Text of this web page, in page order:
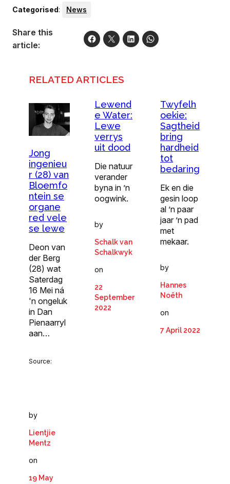
Categorised: News
Share this
article:
RELATED ARTICLES
Jong
ingenieu
r (28) van
Bloemfo
ntein se
organe
red vele
se lewe
Deon van
der Berg
(28) wat
Saterdag
16 Mei ná
'n ongeluk
in Dan
Pienaarryl
aan…
Source:
by
Lientjie
Mentz
on
19 May
Lewend
e Water:
Lewe
verrys
uit dood
Die natuur
verander
byna in ’n
oogwink.
by
Schalk van
Schalkwyk
on
22
September
2022
Twyfelh
oekie:
Sagtheid
bring
hardheid
tot
bedaring
Ek en die
gesin loop
al ’n paar
jaar ’n pad
met
mekaar.
by
Hannes
Noëth
on
7 April 2022